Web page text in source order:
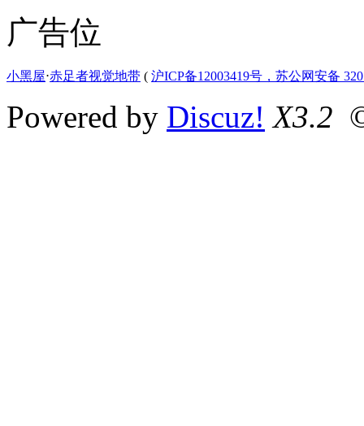
广告位
小黑屋⋅赤足者视觉地带 ( 沪ICP备12003419号，苏公网安备
Powered by Discuz! X3.2